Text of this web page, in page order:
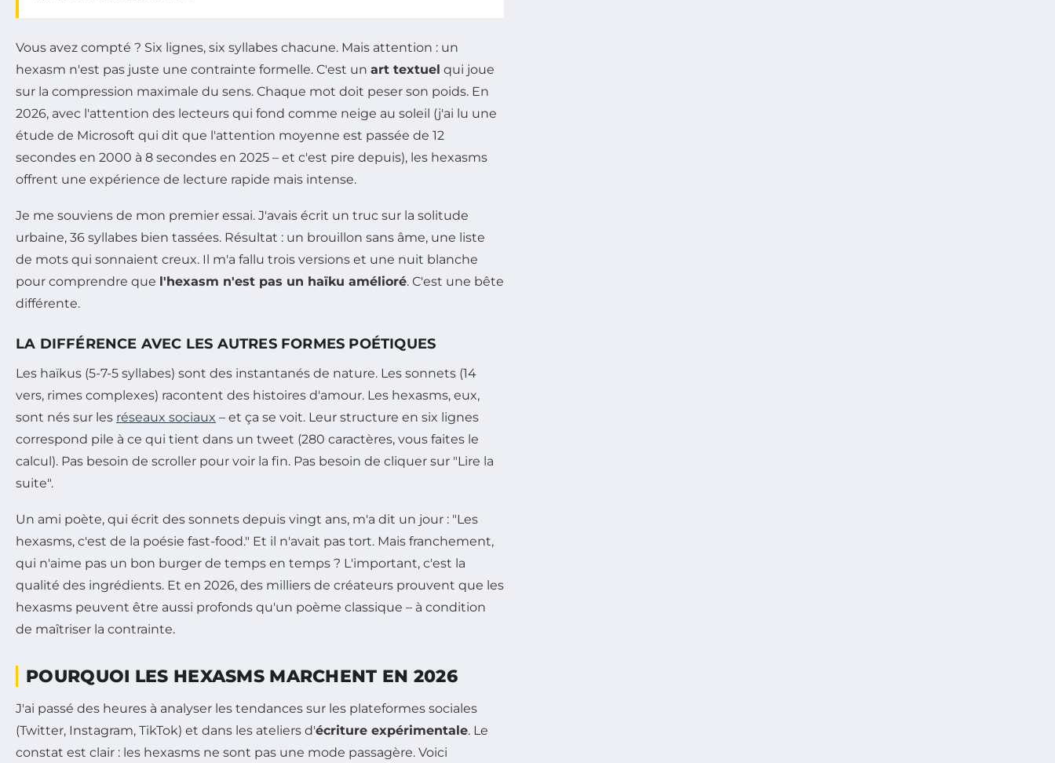
Vous avez compté ? Six lignes, six syllabes chacune. Mais attention : un
hexasm n'est pas juste une contrainte formelle. C'est un art textuel qui joue
sur la compression maximale du sens. Chaque mot doit peser son poids. En
2026, avec l'attention des lecteurs qui fond comme neige au soleil (j'ai lu une
étude de Microsoft qui dit que l'attention moyenne est passée de 12
secondes en 2000 à 8 secondes en 2025 – et c'est pire depuis), les hexasms
offrent une expérience de lecture rapide mais intense.
Je me souviens de mon premier essai. J'avais écrit un truc sur la solitude
urbaine, 36 syllabes bien tassées. Résultat : un brouillon sans âme, une liste
de mots qui sonnaient creux. Il m'a fallu trois versions et une nuit blanche
pour comprendre que l'hexasm n'est pas un haïku amélioré. C'est une bête
différente.
LA DIFFÉRENCE AVEC LES AUTRES FORMES POÉTIQUES
Les haïkus (5-7-5 syllabes) sont des instantanés de nature. Les sonnets (14
vers, rimes complexes) racontent des histoires d'amour. Les hexasms, eux,
sont nés sur les réseaux sociaux – et ça se voit. Leur structure en six lignes
correspond pile à ce qui tient dans un tweet (280 caractères, vous faites le
calcul). Pas besoin de scroller pour voir la fin. Pas besoin de cliquer sur "Lire la
suite".
Un ami poète, qui écrit des sonnets depuis vingt ans, m'a dit un jour : "Les
hexasms, c'est de la poésie fast-food." Et il n'avait pas tort. Mais franchement,
qui n'aime pas un bon burger de temps en temps ? L'important, c'est la
qualité des ingrédients. Et en 2026, des milliers de créateurs prouvent que les
hexasms peuvent être aussi profonds qu'un poème classique – à condition
de maîtriser la contrainte.
POURQUOI LES HEXASMS MARCHENT EN 2026
J'ai passé des heures à analyser les tendances sur les plateformes sociales
(Twitter, Instagram, TikTok) et dans les ateliers d'écriture expérimentale. Le
constat est clair : les hexasms ne sont pas une mode passagère. Voici